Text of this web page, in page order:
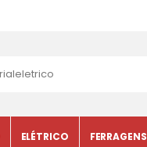
ELÉTRICO FERRAGENS